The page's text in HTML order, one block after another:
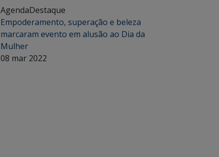
AgendaDestaque
Empoderamento, superação e beleza
marcaram evento em alusão ao Dia da
Mulher
08 mar 2022